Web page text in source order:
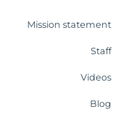
Mission statement
Staff
Videos
Blog